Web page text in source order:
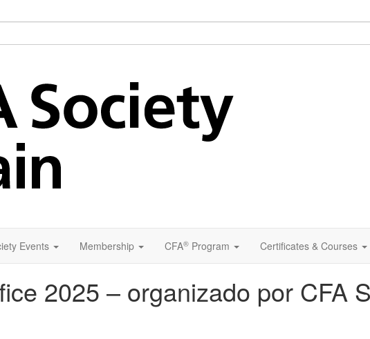
Events Membership CFA® Program Certificates & Courses
2025 – organizado por CFA